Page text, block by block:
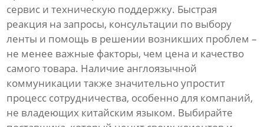
сервис и техническую поддержку. Быстрая
реакция на запросы, консультации по выбору
ленты и помощь в решении возникших проблем –
не менее важные факторы, чем цена и качество
самого товара. Наличие англоязычной
коммуникации также значительно упростит
процесс сотрудничества, особенно для компаний,
не владеющих китайским языком. Выбирайте